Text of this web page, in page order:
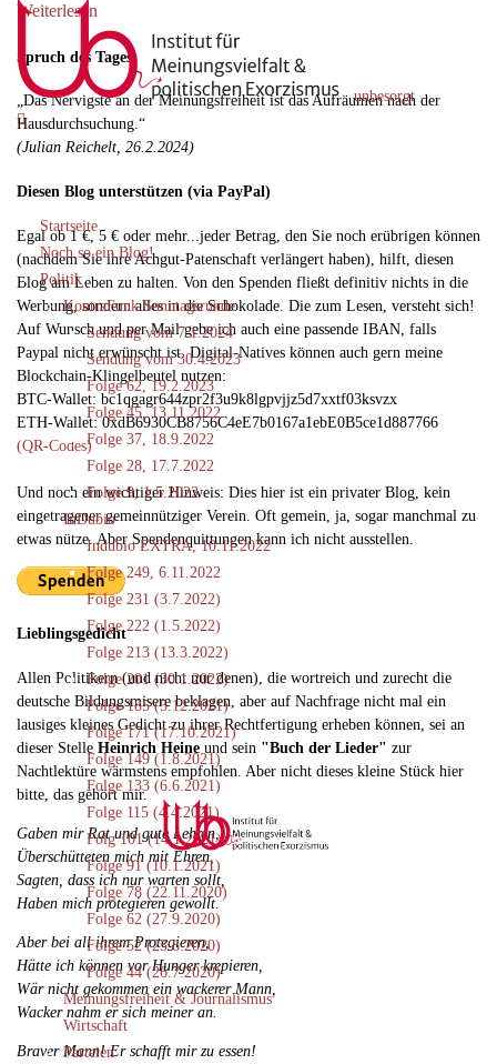
unbesorgt
Startseite
Noch so ein Blog!
Politik
KontraFunk Sonntagsrunde
Sendung vom 7.1.2024
Sendung vom 30.4.2023
Folge 62, 19.2.2023
Folge 45, 13.11.2022
Folge 37, 18.9.2022
Folge 28, 17.7.2022
Folge 9, 1.5.2022
InDubio
Indubio EXTRA, 10.11.2022
Folge 249, 6.11.2022
Folge 231 (3.7.2022)
Folge 222 (1.5.2022)
Folge 213 (13.3.2022)
Folge 201 (30.1.2022)
Folge 185 (5.12.2021)
Folge 171 (17.10.2021)
Folge 149 (1.8.2021)
Folge 133 (6.6.2021)
Folge 115 (4.4.2021)
Folg 101 (14.1.2021)
Folge 91 (10.1.2021)
Folge 78 (22.11.2020)
Folge 62 (27.9.2020)
Folge 52 (23.8.2020)
Folge 44 (26.7.2020)
Meinungsfreiheit & Journalismus
Wirtschaft
Parteien
Weiterlesen
Spruch des Tages
„Das Nervigste an der Meinungsfreiheit ist das Aufräumen nach der
Hausdurchsuchung.“
(Julian Reichelt, 26.2.2024)
Diesen Blog unterstützen (via PayPal)
Egal ob 1 €, 5 € oder mehr...jeder Betrag, den Sie noch erübrigen können
(nachdem Sie ihre Achgut-Patenschaft verlängert haben), hilft, diesen
Blog am Leben zu halten. Von den Spenden fließt definitiv nichts in die
Werbung, sondern alles in die Schokolade. Die zum Lesen, versteht sich!
Auf Wunsch und per Mail gebe ich auch eine passende IBAN, falls
Paypal nicht erwünscht ist. Digital-Natives können auch gern meine
Blockchain-Klingelbeutel nutzen:
BTC-Wallet: bc1qgagr644zpr2f3u9k8lgpvjjz5d7xxtf03ksvzx
ETH-Wallet: 0xdB6930CB8756C4eE7b0167a1ebE0B5ce1d887766
(QR-Codes)
Und noch ein wichtiger Hinweis: Dies hier ist ein privater Blog, kein
eingetragener gemeinnütziger Verein. Oft gemein, ja, sogar manchmal zu
etwas nütze. Aber Spendenquittungen kann ich nicht ausstellen.
Lieblingsgedicht
Allen Politikern (und nicht nur denen), die wortreich und zurecht die
deutsche Bildungsmisere beklagen, aber auf Nachfrage nicht mal ein
lausiges kleines Gedicht zu ihrer Rechtfertigung erheben können, sei an
dieser Stelle Heinrich Heine und sein "Buch der Lieder" zur
Nachtlektüre wärmstens empfohlen. Aber nicht dieses kleine Stück hier
bitte, das gehört mir.
Gaben mir Rat und gute Lehren,
Überschütteten mich mit Ehren,
Sagten, dass ich nur warten sollt,
Haben mich protegieren gewollt.
Aber bei all ihrem Protegieren,
Hätte ich können vor Hunger krepieren,
Wär nicht gekommen ein wackerer Mann,
Wacker nahm er sich meiner an.
Braver Mann! Er schafft mir zu essen!